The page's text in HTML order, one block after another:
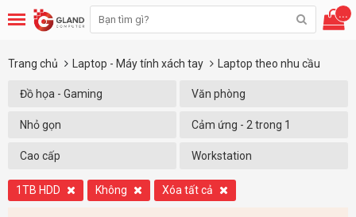
...
Trang chủ Laptop - Máy tính xách tay Laptop theo nhu cầu
Đồ họa - Gaming Văn phòng
Nhỏ gọn Cảm ứng - 2 trong 1
Cao cấp Workstation
1TB HDD Không Xóa tất cả